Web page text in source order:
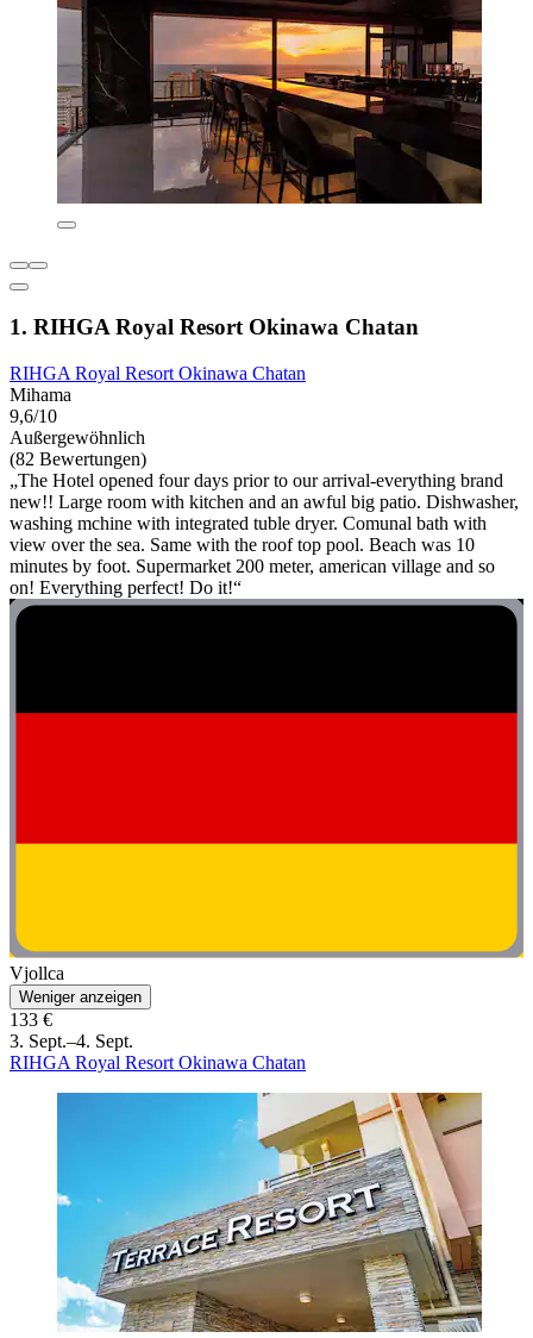
1. RIHGA Royal Resort Okinawa Chatan
RIHGA Royal Resort Okinawa Chatan
Mihama
9,6/10
Außergewöhnlich
(82 Bewertungen)
„The Hotel opened four days prior to our arrival-everything brand
new!! Large room with kitchen and an awful big patio. Dishwasher,
washing mchine with integrated tuble dryer. Comunal bath with
view over the sea. Same with the roof top pool. Beach was 10
minutes by foot. Supermarket 200 meter, american village and so
on! Everything perfect! Do it!“
Vjollca
Weniger anzeigen
133 €
3. Sept.–4. Sept.
RIHGA Royal Resort Okinawa Chatan